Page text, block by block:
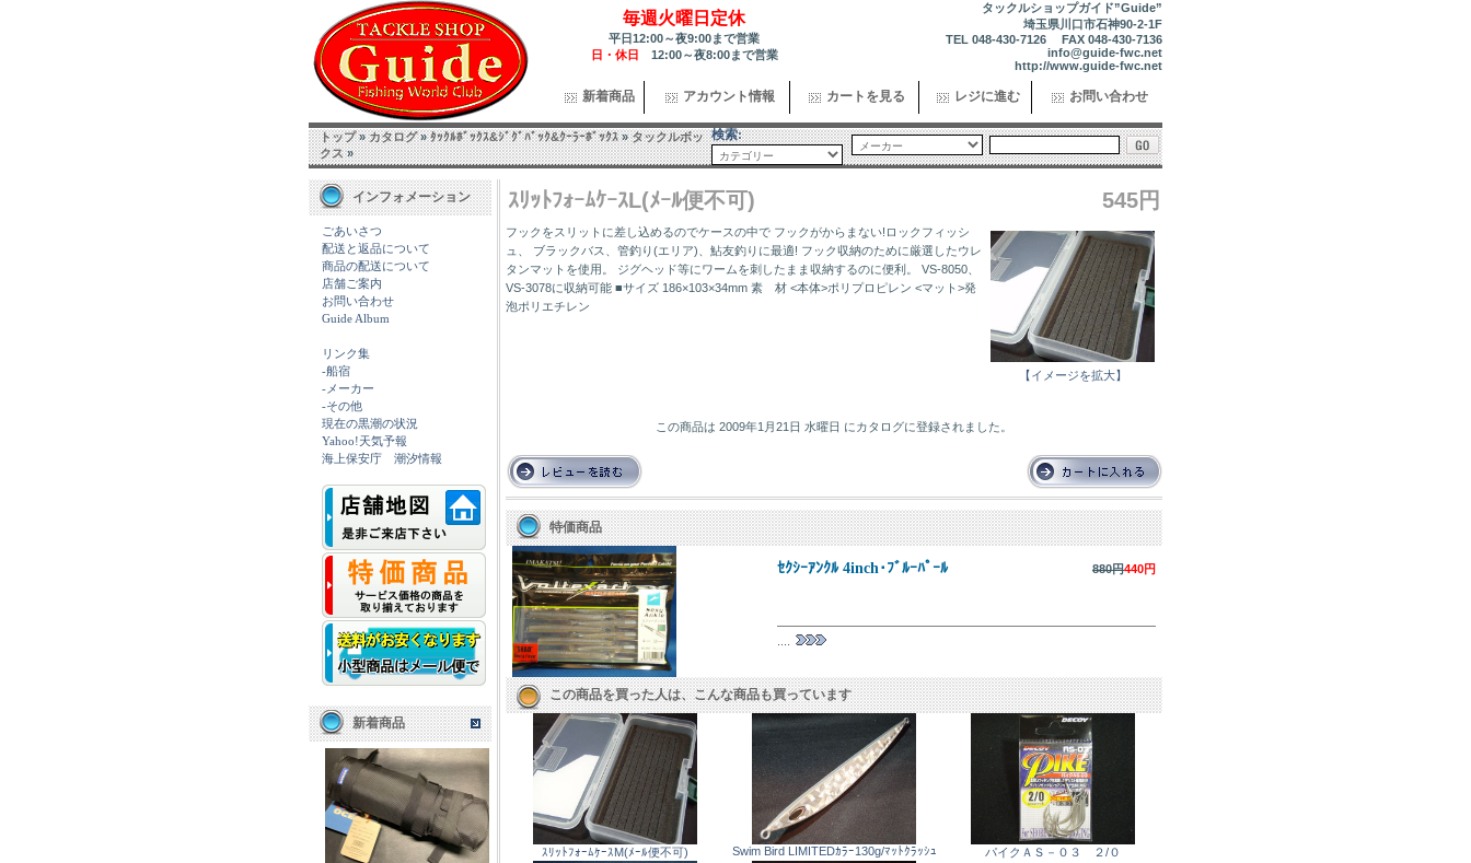
毎週火曜日定休
平日12:00～夜9:00まで営業
日・休日 12:00～夜8:00まで営業
タックルショップガイド”Guide”
埼玉県川口市石神90-2-1F
TEL 048-430-7126 FAX 048-430-7136
info@guide-fwc.net
http://www.guide-fwc.net
新着商品 アカウント情報 カートを見る レジに進む お問い合わせ
トップ»カタログ»ﾀｯｸﾙﾎﾞｯｸｽ&ｼﾞｸﾞﾊﾞｯｸ&ｸｰﾗｰﾎﾞｯｸｽ»タックルボッ
クス»
検索:
インフォメーション
ごあいさつ
配送と返品について
商品の配送について
店舗ご案内
お問い合わせ
Guide Album
リンク集
-船宿
-メーカー
-その他
現在の黒潮の状況
Yahoo!天気予報
海上保安庁 潮汐情報
新着商品
ｽﾘｯﾄﾌｫｰﾑｹｰｽL(ﾒｰﾙ便不可) 545円
【イメージを拡大】
フックをスリットに差し込めるのでケースの中で フックがからまない!ロックフィッシ
ュ、 ブラックバス、管釣り(エリア)、鮎友釣りに最適! フック収納のために厳選したウレ
タンマットを使用。 ジグヘッド等にワームを刺したまま収納するのに便利。 VS-8050、
VS-3078に収納可能 ■サイズ 186×103×34mm 素 材 <本体>ポリプロピレン <マット>発
泡ポリエチレン
この商品は 2009年1月21日 水曜日 にカタログに登録されました。
特価商品
ｾｸｼｰｱﾝｸﾙ 4inch･ﾌﾞﾙｰﾊﾟｰﾙ 880円440円
この商品を買った人は、こんな商品も買っています
ｽﾘｯﾄﾌｫｰﾑｹｰｽM(ﾒｰﾙ便不可) Swim Bird LIMITEDｶﾗｰ130g/ﾏｯﾄｸﾗｯｼｭ パイクＡＳ－０３ ２/０